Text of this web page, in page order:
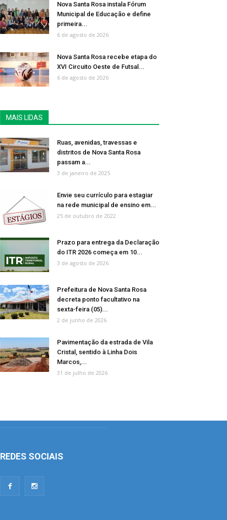
Nova Santa Rosa instala Fórum
Municipal de Educação e define
primeira...
6 de agosto de 2026
Nova Santa Rosa recebe etapa do
XVI Circuito Oeste de Futsal...
6 de agosto de 2026
MAIS LIDAS
Ruas, avenidas, travessas e
distritos de Nova Santa Rosa
passam a...
3 de janeiro de 2025
Envie seu currículo para estagiar
na rede municipal de ensino em...
25 de outubro de 2022
Prazo para entrega da Declaração
do ITR 2026 começa em 10...
3 de agosto de 2026
Prefeitura de Nova Santa Rosa
decreta ponto facultativo na
sexta-feira (05)...
2 de junho de 2026
Pavimentação da estrada de Vila
Cristal, sentido à Linha Dois
Marcos,...
31 de julho de 2026
REDES SOCIAIS